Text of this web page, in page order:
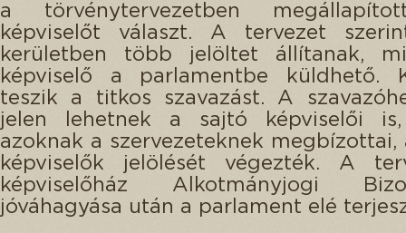
a törvénytervezetben
képviselőt választ. A tervezet
kerületben több jelöltet állítanak,
képviselő a parlamentbe küldhető.
teszik a titkos szavazást. A
jelen lehetnek a sajtó képviselői
azoknak a szervezeteknek megbízottai,
képviselők jelölését végezték. A
képviselőház Alkotmányjogi
jóváhagyása után a parlament elé